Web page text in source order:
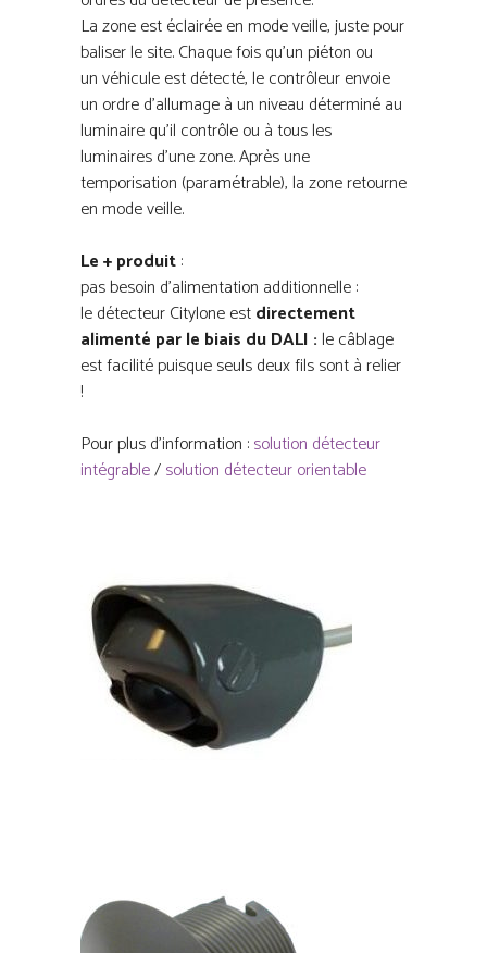
La zone est éclairée en mode veille, juste pour
baliser le site. Chaque fois qu’un piéton ou
un véhicule est détecté, le contrôleur envoie
un ordre d’allumage à un niveau déterminé au
luminaire qu’il contrôle ou à tous les
luminaires d’une zone. Après une
temporisation (paramétrable), la zone retourne
en mode veille.
Le + produit:
pas besoin d’alimentation additionnelle :
le détecteur Citylone estdirectement
alimenté par le biais du DALI : le câblage
est facilité puisque seuls deux fils sont à relier
!
Pour plus d’information :solution détecteur
intégrable/solution détecteur orientable